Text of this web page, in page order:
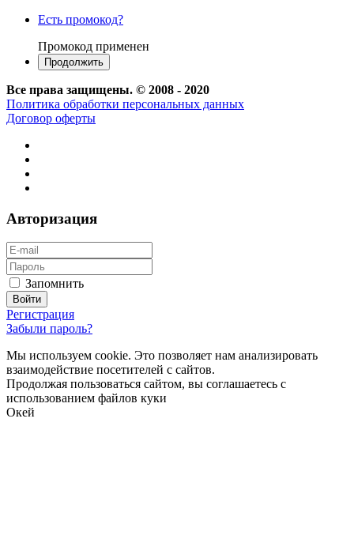
Есть промокод?
Промокод применен
Все права защищены. © 2008 - 2020
Политика обработки персональных данных
Договор оферты
Авторизация
Запомнить
Регистрация
Забыли пароль?
Мы используем cookie. Это позволяет нам анализировать
взаимодействие посетителей с сайтов.
Продолжая пользоваться сайтом, вы соглашаетесь с
использованием файлов куки
Окей